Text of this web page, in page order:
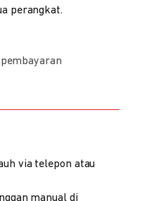
perangkat.
via telepon atau
manual di